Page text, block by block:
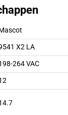
X2 LA
264 VAC